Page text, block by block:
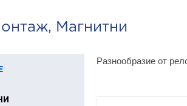
Магнитни
Разнообразие от